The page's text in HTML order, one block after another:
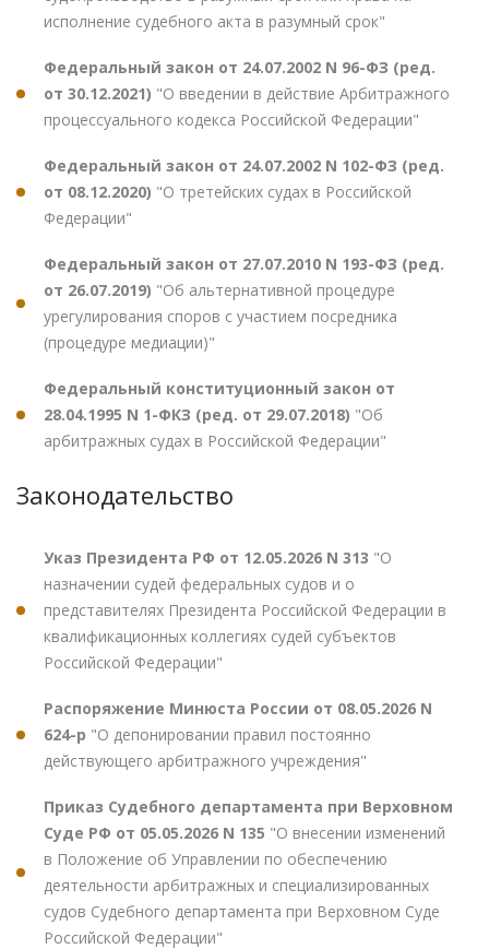
исполнение судебного акта в разумный срок"
Федеральный закон от 24.07.2002 N 96-ФЗ (ред.
от 30.12.2021) "О введении в действие Арбитражного
процессуального кодекса Российской Федерации"
Федеральный закон от 24.07.2002 N 102-ФЗ (ред.
от 08.12.2020) "О третейских судах в Российской
Федерации"
Федеральный закон от 27.07.2010 N 193-ФЗ (ред.
от 26.07.2019) "Об альтернативной процедуре
урегулирования споров с участием посредника
(процедуре медиации)"
Федеральный конституционный закон от
28.04.1995 N 1-ФКЗ (ред. от 29.07.2018) "Об
арбитражных судах в Российской Федерации"
Законодательство
Указ Президента РФ от 12.05.2026 N 313 "О
назначении судей федеральных судов и о
представителях Президента Российской Федерации в
квалификационных коллегиях судей субъектов
Российской Федерации"
Распоряжение Минюста России от 08.05.2026 N
624-р "О депонировании правил постоянно
действующего арбитражного учреждения"
Приказ Судебного департамента при Верховном
Суде РФ от 05.05.2026 N 135 "О внесении изменений
в Положение об Управлении по обеспечению
деятельности арбитражных и специализированных
судов Судебного департамента при Верховном Суде
Российской Федерации"